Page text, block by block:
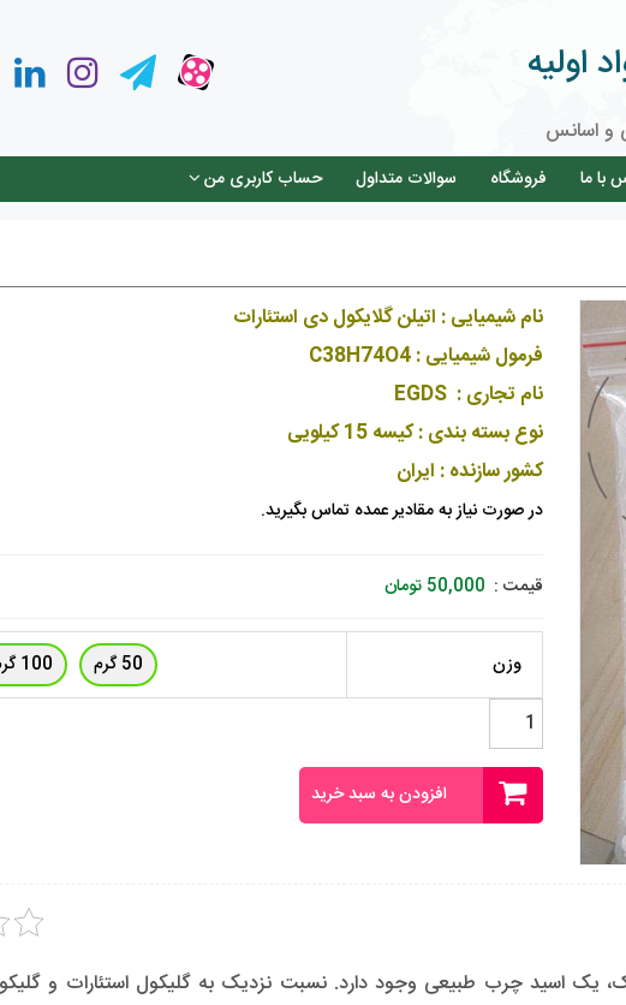
اولیه
و اسانس
با ما فروشگاه سوالات متداول حساب کاربری من
نام شیمیایی : اتیلن گلایکول دی استئارات
فرمول شیمیایی : C38H74O4
نام تجاری : EGDS
نوع بسته بندی : کیسه 15 کیلویی
کشور سازنده : ایران
در صورت نیاز به مقادیر عمده تماس بگیرید.
قیمت : 50,000 تومان
وزن 50 گرم
100 گرم
اتیلن
گلیکول
دی
استئارات
EGDS
عدد
افزودن به سبد خرید